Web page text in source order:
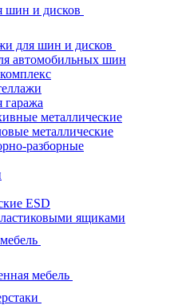
шин и дисков
для шин и дисков
автомобильных шин
гаража
металлические
металлические
разборные
ESD
ящиками
мебель